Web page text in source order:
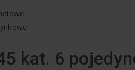
kat. 6